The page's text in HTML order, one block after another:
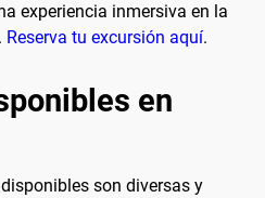
experiencia inmersiva en la
Reserva tu excursión aquí.
en
son diversas y